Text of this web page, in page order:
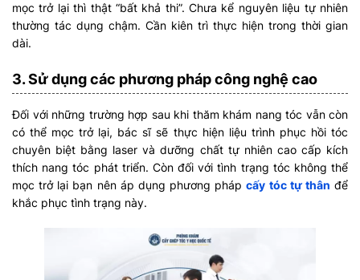
mọc trở lại thì thật “bất khả thi”. Chưa kể nguyên liệu tự nhiên
thường tác dụng chậm. Cần kiên trì thực hiện trong thời gian
dài.
3. Sử dụng các phương pháp công nghệ cao
Đối với những trường hợp sau khi thăm khám nang tóc vẫn còn
có thể mọc trở lại, bác sĩ sẽ thực hiện liệu trình phục hồi tóc
chuyên biệt bằng laser và dưỡng chất tự nhiên cao cấp kích
thích nang tóc phát triển. Còn đối với tình trạng tóc không thể
mọc trở lại bạn nên áp dụng phương phápcấy tóc tự thân để
khắc phục tình trạng này.